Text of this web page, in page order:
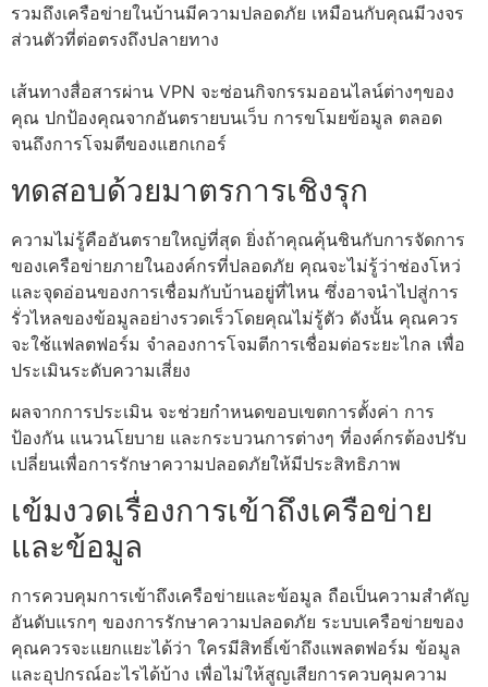
รวมถึงเครือข่ายในบ้านมีความปลอดภัย เหมือนกับคุณมีวงจร
ส่วนตัวที่ต่อตรงถึงปลายทาง
เส้นทางสื่อสารผ่าน VPN จะซ่อนกิจกรรมออนไลน์ต่างๆของ
คุณ ปกป้องคุณจากอันตรายบนเว็บ การขโมยข้อมูล ตลอด
จนถึงการโจมตีของแฮกเกอร์
ทดสอบด้วยมาตรการเชิงรุก
ความไม่รู้คืออันตรายใหญ่ที่สุด ยิ่งถ้าคุณคุ้นชินกับการจัดการ
ของเครือข่ายภายในองค์กรที่ปลอดภัย คุณจะไม่รู้ว่าช่องโหว่
และจุดอ่อนของการเชื่อมกับบ้านอยู่ที่ไหน ซึ่งอาจนําไปสู่การ
รั่วไหลของข้อมูลอย่างรวดเร็วโดยคุณไม่รู้ตัว ดังนั้น คุณควร
จะใช้แฟลตฟอร์ม จําลองการโจมตีการเชื่อมต่อระยะไกล เพื่อ
ประเมินระดับความเสี่ยง
ผลจากการประเมิน จะช่วยกําหนดขอบเขตการตั้งค่า การ
ป้องกัน แนวนโยบาย และกระบวนการต่างๆ ที่องค์กรต้องปรับ
เปลี่ยนเพื่อการรักษาความปลอดภัยให้มีประสิทธิภาพ
เข้มงวดเรื่องการเข้าถึงเครือข่าย
และข้อมูล
การควบคุมการเข้าถึงเครือข่ายและข้อมูล ถือเป็นความสําคัญ
อันดับแรกๆ ของการรักษาความปลอดภัย ระบบเครือข่ายของ
คุณควรจะแยกแยะได้ว่า ใครมีสิทธิ์เข้าถึงแพลตฟอร์ม ข้อมูล
และอุปกรณ์อะไรได้บ้าง เพื่อไม่ให้สูญเสียการควบคุมความ